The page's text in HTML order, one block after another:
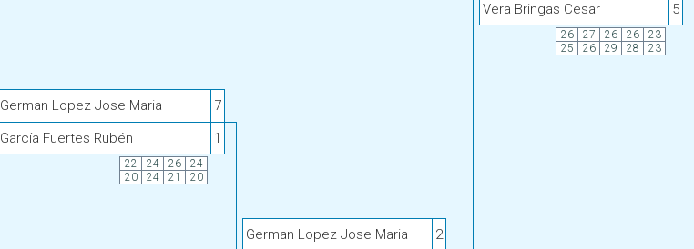
Vera Bringas Cesar
5
26 27 26 26
23
25
26 29 28 23
German Lopez Jose Maria
7
García Fuertes Rubén
1
22 24 26
24
20
24 21 20
German Lopez Jose Maria
2